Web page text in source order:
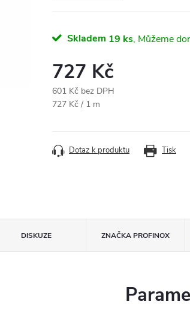
Skladem 19 ks
727 Kč
601 Kč bez DPH
Měrná
727 Kč / 1 m
Tisk
Dotaz k produktu
DISKUZE ZNAČKAPROFINOX